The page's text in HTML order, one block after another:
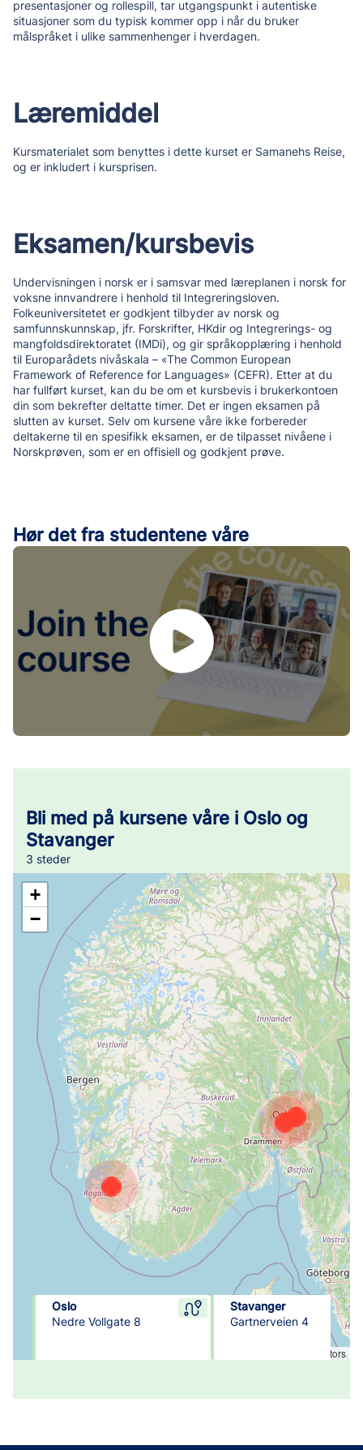
presentasjoner og rollespill, tar utgangspunkt i autentiske
situasjoner som du typisk kommer opp i når du bruker
målspråket i ulike sammenhenger i hverdagen.
Læremiddel
Kursmaterialet som benyttes i dette kurset er Samanehs Reise,
og er inkludert i kursprisen.
Eksamen/kursbevis
Undervisningen i norsk er i samsvar med læreplanen i norsk for
voksne innvandrere i henhold til Integreringsloven.
Folkeuniversitetet er godkjent tilbyder av norsk og
samfunnskunnskap, jfr. Forskrifter, HKdir og Integrerings- og
mangfoldsdirektoratet (IMDi), og gir språkopplæring i henhold
til Europarådets nivåskala – «The Common European
Framework of Reference for Languages» (CEFR). Etter at du
har fullført kurset, kan du be om et kursbevis i brukerkontoen
din som bekrefter deltatte timer. Det er ingen eksamen på
slutten av kurset. Selv om kursene våre ikke forbereder
deltakerne til en spesifikk eksamen, er de tilpasset nivåene i
Norskprøven, som er en offisiell og godkjent prøve.
Hør det fra studentene våre
Bli med på kursene våre i Oslo og
Stavanger
3 steder
Oslo
Nedre Vollgate 8
Stavanger
Gartnerveien 4
+
−
© OpenStreetMap contributors